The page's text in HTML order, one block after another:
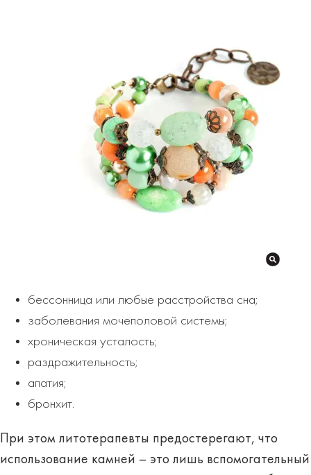
бессонница или любые расстройства сна;
заболевания мочеполовой системы;
хроническая усталость;
раздражительность;
апатия;
бронхит.
При этом литотерапевты предостерегают, что
использование камней – это лишь вспомогательный